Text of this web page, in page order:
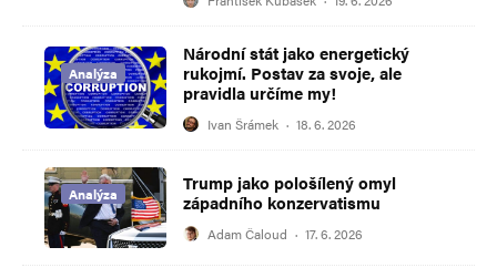
Analýza
Národní stát jako energetický
rukojmí. Postav za svoje, ale
pravidla určíme my!
Ivan Šrámek · 18. 6. 2026
Analýza
Trump jako pološílený omyl
západního konzervatismu
Adam Čaloud · 17. 6. 2026